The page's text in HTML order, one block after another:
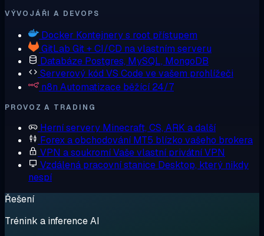
VÝVOJÁŘI A DEVOPS
Docker Kontejnery s root přístupem
GitLab Git + CI/CD na vlastním serveru
Databáze Postgres, MySQL, MongoDB
Serverový kód VS Code ve vašem prohlížeči
n8n Automatizace běžící 24/7
PROVOZ A TRADING
Herní servery Minecraft, CS, ARK a další
Forex a obchodování MT5 blízko vašeho brokera
VPN a soukromíVaše vlastní privátní VPN
Vzdálená pracovní stanice Desktop, který nikdy
nespí
Řešení
Trénink a inference AI